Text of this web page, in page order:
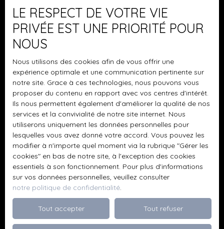
personnelles conformément au RGPD. Si vous ne
souhaitez pas faire l'objet de prospection
commerciale par voie téléphonique, vous pouvez
vous inscrire gratuitement sur la liste d'opposition
au démarchage téléphonique, prévu par l'article
L223-1 du code de la consommation, sur le site
Internet www.bloctel.gouv.fr ou par courrier
adressé à :
Société Worldline, Service Bloctel, CS 61311, 41013
BLOIS CEDEX.
Pour en savoir plus sur le traitement de vos
données personnelles, veuillez consulter notre
politique de confidentialité
Recevoir des annonces
LE RESPECT DE VOTRE VIE
PRIVÉE EST UNE PRIORITÉ POUR
NOUS
Nous utilisons des cookies afin de vous offrir une
expérience optimale et une communication pertinente sur
notre site. Grace à ces technologies, nous pouvons vous
proposer du contenu en rapport avec vos centres d'intérêt.
Ils nous permettent également d'améliorer la qualité de nos
services et la convivialité de notre site internet. Nous
utiliserons uniquement les données personnelles pour
lesquelles vous avez donné votre accord. Vous pouvez les
modifier à n'importe quel moment via la rubrique ″Gérer les
cookies″ en bas de notre site, à l'exception des cookies
essentiels à son fonctionnement. Pour plus d'informations
sur vos données personnelles, veuillez consulter
notre politique de confidentialité.
Tout accepter Tout refuser